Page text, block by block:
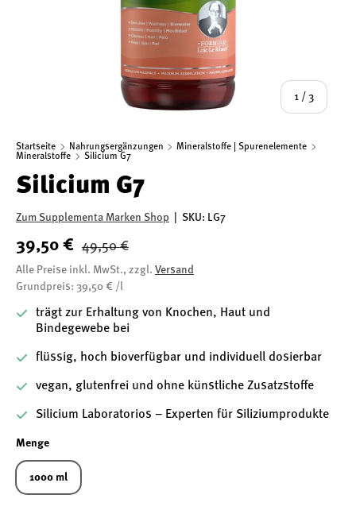
1 / von
3
Startseite Nahrungsergänzungen
Mineralstoffe | Spurenelemente
Mineralstoffe
Silicium G7
Silicium G7
Zum Supplementa Marken Shop SKU: LG7
39,50 € 49,50 €
Alle Preise inkl. MwSt., zzgl. Versand
Grundpreis: 39,50 € /l
trägt zur Erhaltung von Knochen, Haut und
Bindegewebe bei
flüssig, hoch bioverfügbar und individuell dosierbar
vegan, glutenfrei und ohne künstliche Zusatzstoffe
Silicium Laboratorios – Experten für Siliziumprodukte
Menge
1000 ml